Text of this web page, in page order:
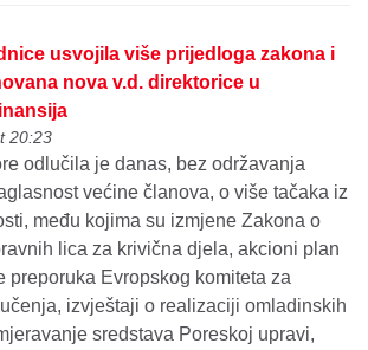
usvojila više prijedloga zakona i
nova v.d. direktorice u
20:23
odlučila je danas, bez održavanja
većine članova, o više tačaka iz
među kojima su izmjene Zakona o
lica za krivična djela, akcioni plan
preporuka Evropskog komiteta za
izvještaji o realizaciji omladinskih
sredstava Poreskoj upravi,